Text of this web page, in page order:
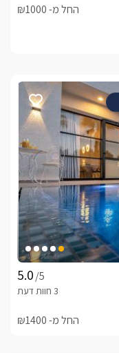
החל מ- ₪1000
/5
החל מ- ₪1400